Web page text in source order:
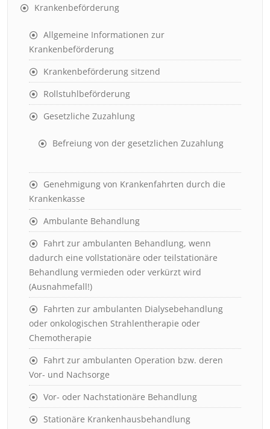
Krankenbeförderung
Allgemeine Informationen zur
Krankenbeförderung
Krankenbeförderung sitzend
Rollstuhlbeförderung
Gesetzliche Zuzahlung
Befreiung von der gesetzlichen Zuzahlung
Genehmigung von Krankenfahrten durch die
Krankenkasse
Ambulante Behandlung
Fahrt zur ambulanten Behandlung, wenn
dadurch eine vollstationäre oder teilstationäre
Behandlung vermieden oder verkürzt wird
(Ausnahmefall!)
Fahrten zur ambulanten Dialysebehandlung
oder onkologischen Strahlentherapie oder
Chemotherapie
Fahrt zur ambulanten Operation bzw. deren
Vor- und Nachsorge
Vor- oder Nachstationäre Behandlung
Stationäre Krankenhausbehandlung